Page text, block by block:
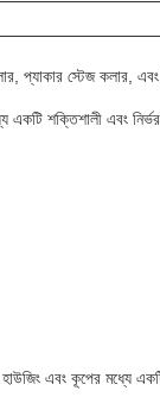
প্যাকার স্টেজ কলার, এবং
একটি শক্তিশালী এবং
এবং কূপের মধ্যে